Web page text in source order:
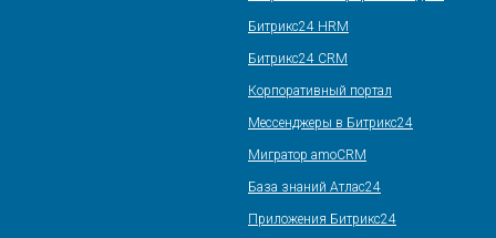
Битрикс24 HRM
Битрикс24 CRM
Корпоративный портал
Мессенджеры в Битрикс24
Мигратор amoCRM
База знаний Атлас24
Приложения Битрикс24